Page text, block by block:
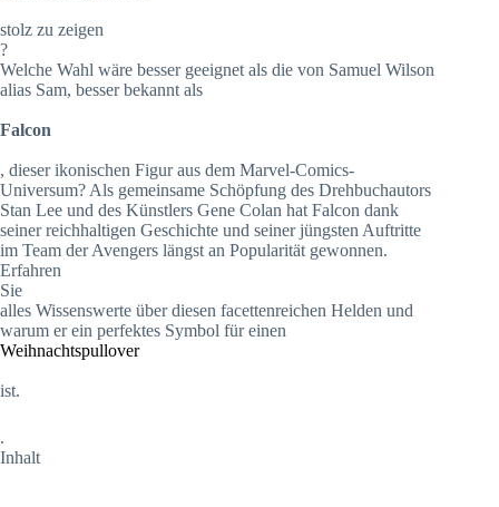
stolz zu zeigen
?
Welche Wahl wäre besser geeignet als die von Samuel Wilson
alias Sam, besser bekannt als
Falcon
, dieser ikonischen Figur aus dem Marvel-Comics-
Universum? Als gemeinsame Schöpfung des Drehbuchautors
Stan Lee und des Künstlers Gene Colan hat Falcon dank
seiner reichhaltigen Geschichte und seiner jüngsten Auftritte
im Team der Avengers längst an Popularität gewonnen.
Erfahren
Sie
alles Wissenswerte über diesen facettenreichen Helden und
warum er ein perfektes Symbol für einen
Weihnachtspullover
ist.
.
Inhalt